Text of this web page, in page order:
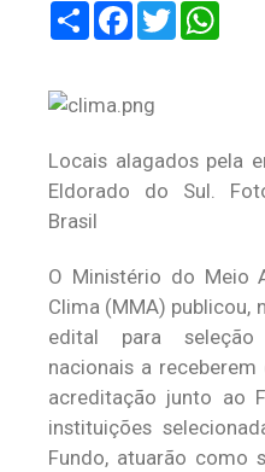
ShareFacebook
Twitter
Locais alagados pela
Eldorado do Sul.
Brasil
O Ministério do Meio
Clima (MMA) publicou,
edital para
nacionais a
acreditação junto ao
instituições
Fundo, atuarão como